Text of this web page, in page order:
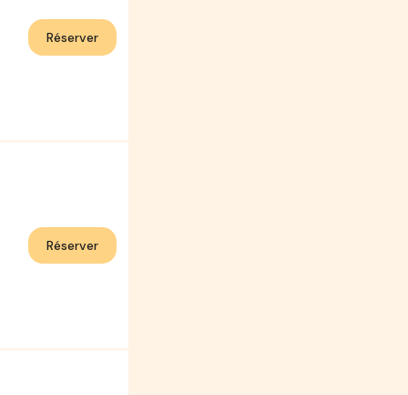
Réserver
Réserver